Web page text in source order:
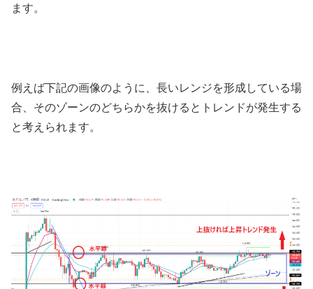
ます。
例えば下記の画像のように、長いレンジを形成している場
合、そのゾーンのどちらかを抜けるとトレンドが発生する
と考えられます。